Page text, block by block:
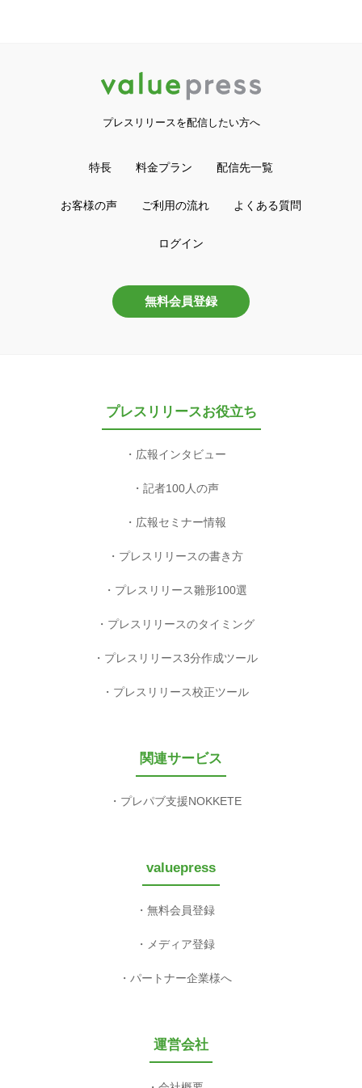
プレスリリースを配信したい方へ
特長 料金プラン 配信先一覧
お客様の声 ご利用の流れ よくある質問
ログイン
無料会員登録
プレスリリースお役立ち
広報インタビュー
記者100人の声
広報セミナー情報
プレスリリースの書き方
プレスリリース雛形100選
プレスリリースのタイミング
プレスリリース3分作成ツール
プレスリリース校正ツール
関連サービス
プレパブ支援NOKKETE
valuepress
無料会員登録
メディア登録
パートナー企業様へ
運営会社